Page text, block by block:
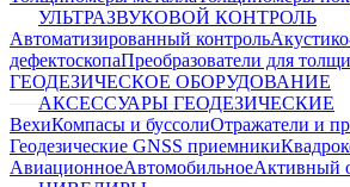
УЛЬТРАЗВУКОВОЙ КОНТРОЛЬ
Автоматизированный контроль
дефектоскопаПреобразователи для
ГЕОДЕЗИЧЕСКОЕ ОБОРУДОВАНИЕ
АКСЕССУАРЫ ГЕОДЕЗИЧЕСКИЕ
ВехиКомпасы и буссолиОтражатели и
Геодезические GNSS приемники
АвиационноеАвтомобильноеАктивный